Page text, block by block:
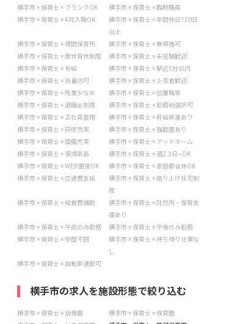
横手市 × 保育士 × ブランクOK
横手市 × 保育士 × 臨時職員
横手市 × 保育士 × 4月入職OK
横手市 × 保育士 × 年間休日120日
以上
横手市 × 保育士 × 夜間保育所
横手市 × 保育士 × 無資格可
横手市 × 保育士 × 産休育休制度
横手市 × 保育士 × 未経験歓迎
横手市 × 保育士 × 有給
横手市 × 保育士 × 駅近5分以内
横手市 × 保育士 × 扶養内可
横手市 × 保育士 × 上京者歓迎
横手市 × 保育士 × 残業少なめ
横手市 × 保育士 × 低離職率
横手市 × 保育士 × 退職金制度
横手市 × 保育士 × 勤務地選択可
横手市 × 保育士 × 正社員登用
横手市 × 保育士 × 昇給昇進あり
横手市 × 保育士 × 研修充実
横手市 × 保育士 × 複数園あり
横手市 × 保育士 × 設備充実
横手市 × 保育士 × アットホーム
横手市 × 保育士 × 復帰率高
横手市 × 保育士 × 週2.3日~OK
横手市 × 保育士 × WEB面接OK
横手市 × 保育士 × 家庭都合休OK
横手市 × 保育士 × 交通費支給
横手市 × 保育士 × 借り上げ社宅制
度
横手市 × 保育士 × 給食費補助
横手市 × 保育士 × 託児所・保育支
援あり
横手市 × 保育士 × 午前のみ勤務
横手市 × 保育士 × 午後のみ勤務
横手市 × 保育士 × 学歴不問
横手市 × 保育士 × 持ち帰り仕事な
し
横手市 × 保育士 × 自転車通勤可
横手市の求人を施設形態で絞り込む
横手市 × 保育士 × 幼稚園
横手市 × 保育士 × 保育園